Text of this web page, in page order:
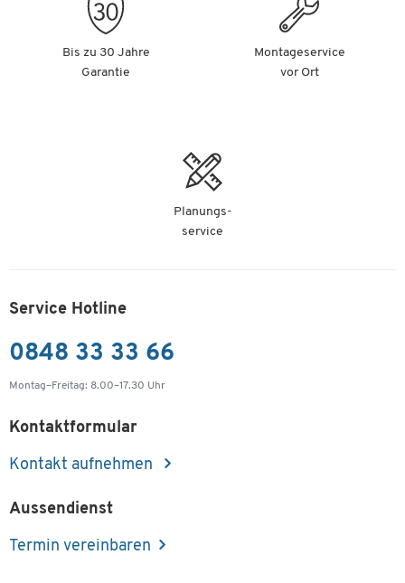
Bis zu 30 Jahre
Garantie
Montageservice
vor Ort
Planungs-
service
Service Hotline
0848 33 33 66
Montag–Freitag: 8.00–17.30 Uhr
Kontaktformular
Kontakt aufnehmen
Aussendienst
Termin vereinbaren